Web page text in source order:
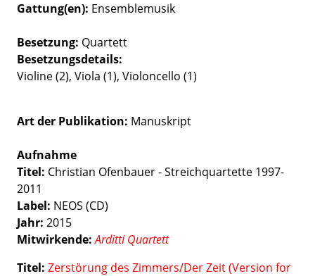
Gattung(en) Ensemblemusik
Besetzung Quartett
Besetzungsdetails
Violine (2), Viola (1), Violoncello (1)
Art der Publikation Manuskript
Aufnahme
Titel: Christian Ofenbauer - Streichquartette 1997-
2011
Label: NEOS (CD)
Jahr: 2015
Mitwirkende:Arditti Quartett
Titel: Zerstörung des Zimmers/Der Zeit (Version for